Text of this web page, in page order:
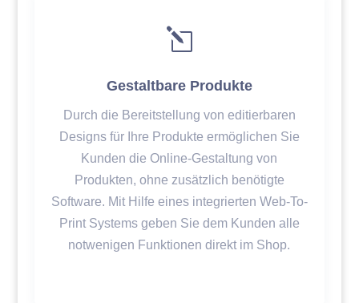
l
Gestaltbare Produkte
Durch die Bereitstellung von editierbaren
Designs für Ihre Produkte ermöglichen Sie
Kunden die Online-Gestaltung von
Produkten, ohne zusätzlich benötigte
Software. Mit Hilfe eines integrierten Web-To-
Print Systems geben Sie dem Kunden alle
notwenigen Funktionen direkt im Shop.